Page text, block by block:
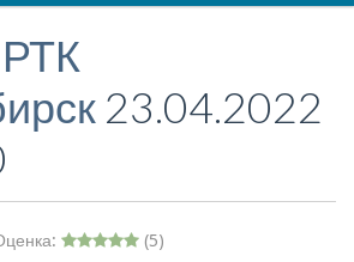
и отдых
Гос. учреждения
РТК
23.04.2022
(5)